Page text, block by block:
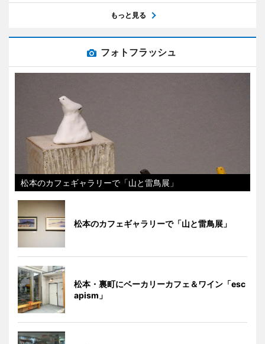
もっと見る
フォトフラッシュ
松本のカフェギャラリーで「山と雷鳥展」
松本のカフェギャラリーで「山と雷鳥展」
松本・裏町にベーカリーカフェ＆ワイン「esc
apism」